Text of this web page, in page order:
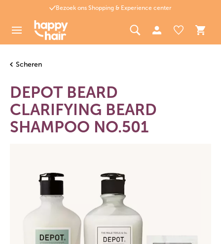
Bezoek ons Shopping & Experience center
Scheren
DEPOT BEARD
CLARIFYING BEARD
SHAMPOO NO.501